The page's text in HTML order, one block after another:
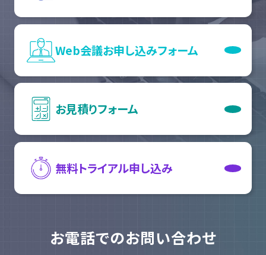
Web会議お申し込みフォーム
お見積りフォーム
無料トライアル申し込み
お電話でのお問い合わせ